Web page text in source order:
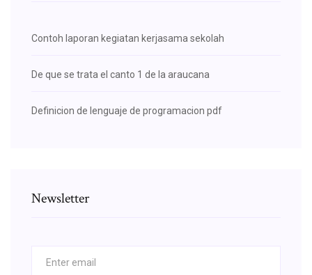
Contoh laporan kegiatan kerjasama sekolah
De que se trata el canto 1 de la araucana
Definicion de lenguaje de programacion pdf
Newsletter